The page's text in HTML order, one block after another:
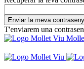
T'enviarem una